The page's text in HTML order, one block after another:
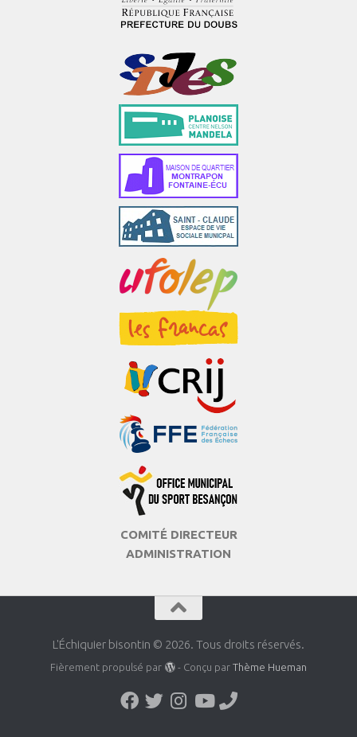
COMITÉ DIRECTEUR
ADMINISTRATION
L'Échiquier bisontin © 2026. Tous droits réservés.
Fièrement propulsé par - Conçu par Thème Hueman